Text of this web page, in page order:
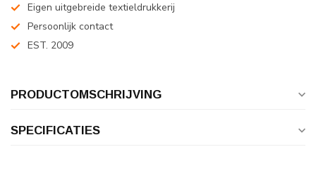
Eigen uitgebreide textieldrukkerij
Persoonlijk contact
EST. 2009
PRODUCTOMSCHRIJVING
SPECIFICATIES